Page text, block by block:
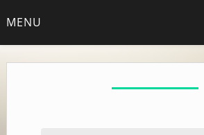
toMENU